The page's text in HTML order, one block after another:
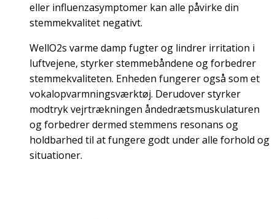
eller influenzasymptomer kan alle påvirke din
stemmekvalitet negativt.
WellO2s varme damp fugter og lindrer irritation i
luftvejene, styrker stemmebåndene og forbedrer
stemmekvaliteten. Enheden fungerer også som et
vokalopvarmningsværktøj. Derudover styrker
modtryk vejrtrækningen åndedrætsmuskulaturen
og forbedrer dermed stemmens resonans og
holdbarhed til at fungere godt under alle forhold og
situationer.